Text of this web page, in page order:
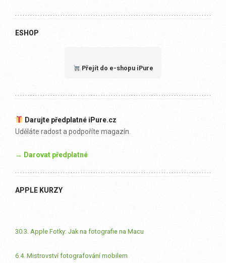
ESHOP
Přejít do e-shopu iPure
Darujte předplatné iPure.cz
Uděláte radost a podpoříte magazín.
→ Darovat předplatné
APPLE KURZY
30.3. Apple Fotky: Jak na fotografie na Macu
6.4. Mistrovství fotografování mobilem